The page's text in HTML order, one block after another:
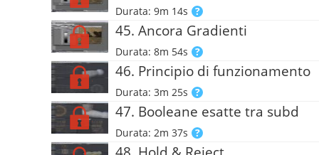
Durata: 9m 14s
45. Ancora Gradienti
Durata: 8m 54s
46. Principio di funzionamento
Durata: 3m 25s
47. Booleane esatte tra subd
Durata: 2m 37s